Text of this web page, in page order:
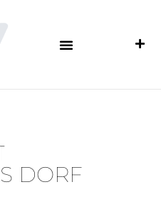
DORF